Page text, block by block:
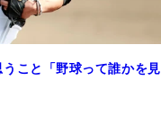
こと「野球って誰かを見